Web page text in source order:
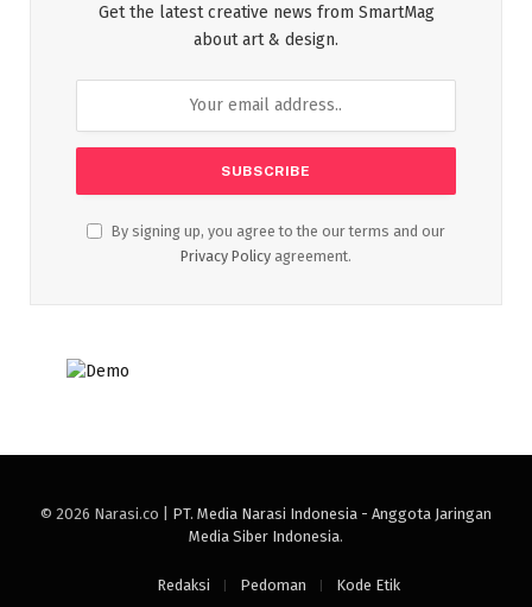
Get the latest creative news from SmartMag
about art & design.
By signing up, you agree to the our terms and our
Privacy Policy agreement.
© 2026 Narasi.co | PT. Media Narasi Indonesia - Anggota Jaringan
Media Siber Indonesia.
Redaksi Pedoman Kode Etik